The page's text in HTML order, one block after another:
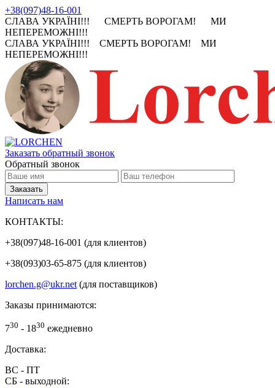
+38(097)48-16-001
СЛАВА УКРАЇНІ!!! СМЕРТЬ ВОРОГАМ! МИ
НЕПЕРЕМОЖНІ!!!
СЛАВА УКРАЇНІ!!! СМЕРТЬ ВОРОГАМ! МИ
НЕПЕРЕМОЖНІ!!!
Заказать обратный звонок
Обратный звонок
Написать нам
КОНТАКТЫ:
+38(097)48-16-001 (для клиентов)
+38(093)03-65-875 (для клиентов)
lorchen.g@ukr.net (для поставщиков)
Заказы принимаются:
730 - 1830 ежедневно
Доставка:
ВС - ПТ
СБ - выходной: